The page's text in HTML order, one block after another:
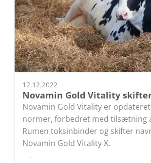
12.12.2022
Novamin Gold Vitality
Novamin Gold Vitality er
normer, forbedret med tilsætning
Rumen toksinbinder og skifter
Novamin Gold Vitality X.
Læs